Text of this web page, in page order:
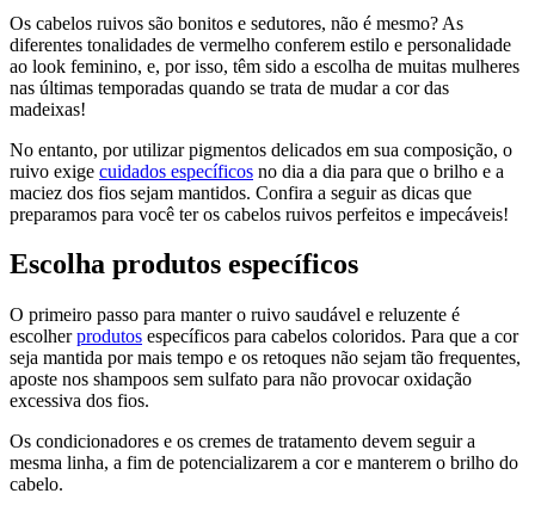
Compartilhar
Os cabelos ruivos são bonitos e sedutores, não é mesmo? As
diferentes tonalidades de vermelho conferem estilo e personalidade
ao look feminino, e, por isso, têm sido a escolha de muitas mulheres
nas últimas temporadas quando se trata de mudar a cor das
madeixas!
No entanto, por utilizar pigmentos delicados em sua composição, o
ruivo exige cuidados específicos no dia a dia para que o brilho e a
maciez dos fios sejam mantidos. Confira a seguir as dicas que
preparamos para você ter os cabelos ruivos perfeitos e impecáveis!
Escolha produtos específicos
O primeiro passo para manter o ruivo saudável e reluzente é
escolherprodutos específicos para cabelos coloridos. Para que a cor
seja mantida por mais tempo e os retoques não sejam tão frequentes,
aposte nos shampoos sem sulfato para não provocar oxidação
excessiva dos fios.
Os condicionadores e os cremes de tratamento devem seguir a
mesma linha, a fim de potencializarem a cor e manterem o brilho do
cabelo.